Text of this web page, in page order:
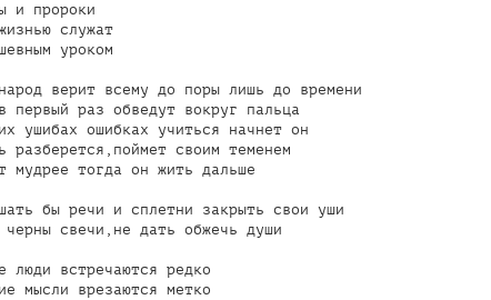
и пророки
служат
уроком
верит всему до поры лишь до времени
первый раз обведут вокруг пальца
ушибах ошибках учиться начнет он
разберется,поймет своим теменем
мудрее тогда он жить дальше
бы речи и сплетни закрыть свои уши
черны свечи,не дать обжечь души
люди встречаются редко
мысли врезаются метко